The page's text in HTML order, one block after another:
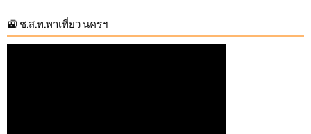
🚉 ช.ส.ท.พาเที่ยว นครฯ